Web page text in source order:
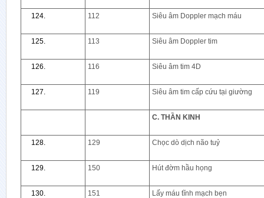
112 Siêu âm Doppler mạch máu
113 Siêu âm Doppler tim
116 Siêu âm tim 4D
119 Siêu âm tim cấp cứu tại giường
C. THẦN KINH
129 Chọc dò dịch não tuỷ
150 Hút đờm hầu họng
151 Lấy máu tĩnh mạch bẹn